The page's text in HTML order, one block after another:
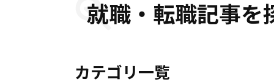
就職・転職記事を
カテゴリ一覧